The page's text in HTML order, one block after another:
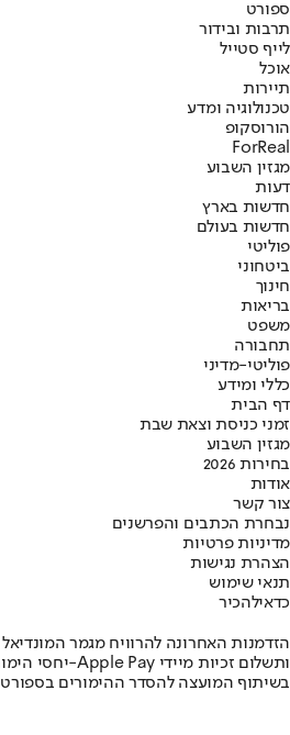
ספורט
תרבות ובידור
לייף סטייל
אוכל
תיירות
טכנולוגיה ומדע
הורוסקופ
ForReal
מגזין השבוע
דעות
חדשות בארץ
חדשות בעולם
פוליטי
ביטחוני
חינוך
בריאות
משפט
תחבורה
פוליטי-מדיני
כללי ומידע
דף הבית
זמני כניסת וצאת שבת
מגזין השבוע
בחירות 2026
אודות
צור קשר
נבחרת הכתבים והפרשנים
מדיניות פרטיות
הצהרת נגישות
תנאי שימוש
כדאילהכיר
הזדמנות האחרונה להרוויח מגמר המונדיאל
יחסי הימור משופרים, הפקדות ב-Apple Pay ותשלום זכיות מיידי
בשיתוף המועצה להסדר ההימורים בספורט